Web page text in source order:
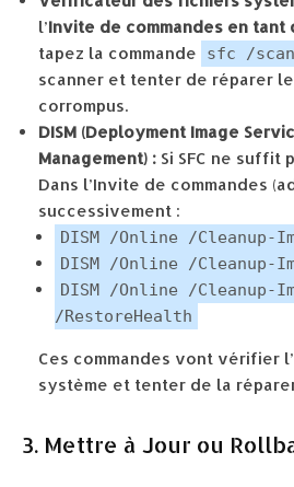
l’Invite de commandes en tant
tapez la commande
sfc /
scanner et tenter de réparer
corrompus.
DISM (Deployment Image
Management) : Si SFC ne suffit
Dans l’Invite de commandes
successivement :
DISM /Online /Cleanup-
DISM /Online /Cleanup-
DISM /Online /Cleanup-
/RestoreHealth
Ces commandes vont vérifier
système et tenter de la
3. Mettre à Jour ou